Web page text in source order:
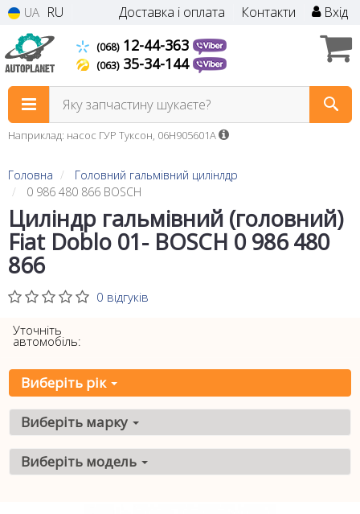
UA RU Доставка і оплата Контакти Вхід
(068)12-44-363
(063)35-34-144
Яку запчастину шукаєте?
Наприклад: насос ГУР Туксон, 06H905601A
Головна
Головний гальмівний цилінлдр
0 986 480 866 BOSCH
Циліндр гальмівний (головний)
Fiat Doblo 01- BOSCH 0 986 480
866
0 відгуків
Уточніть
автомобіль:
Виберіть рік
Виберіть марку
Виберіть модель